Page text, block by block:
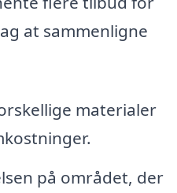
at sammenligne
materialer
på området, der